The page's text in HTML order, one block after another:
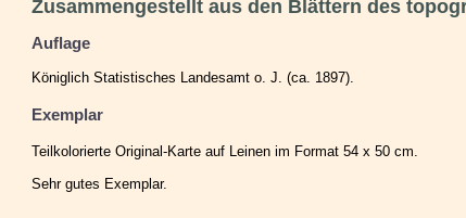
Zusammengestellt aus den Blättern des
Auflage
Königlich Statistisches Landesamt o. J. (ca. 1897).
Exemplar
Teilkolorierte Original-Karte auf Leinen im Format 54 x 50 cm.
Sehr gutes Exemplar.